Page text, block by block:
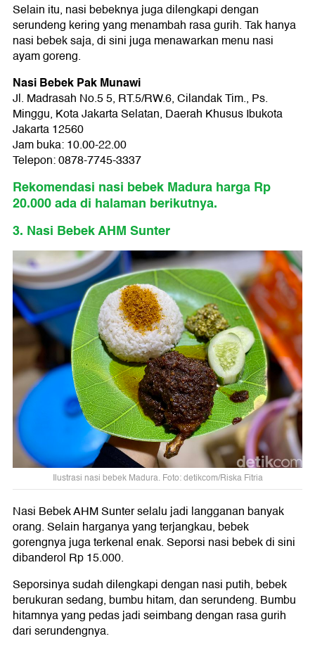
Selain itu, nasi bebeknya juga dilengkapi dengan
serundeng kering yang menambah rasa gurih. Tak hanya
nasi bebek saja, di sini juga menawarkan menu nasi
ayam goreng.
Nasi Bebek Pak Munawi
Jl. Madrasah No.5 5, RT.5/RW.6, Cilandak Tim., Ps.
Minggu, Kota Jakarta Selatan, Daerah Khusus Ibukota
Jakarta 12560
Jam buka: 10.00-22.00
Telepon: 0878-7745-3337
Rekomendasi nasi bebek Madura harga Rp
20.000 ada di halaman berikutnya.
3. Nasi Bebek AHM Sunter
Ilustrasi nasi bebek Madura. Foto: detikcom/Riska Fitria
Nasi Bebek AHM Sunter selalu jadi langganan banyak
orang. Selain harganya yang terjangkau, bebek
gorengnya juga terkenal enak. Seporsi nasi bebek di sini
dibanderol Rp 15.000.
Seporsinya sudah dilengkapi dengan nasi putih, bebek
berukuran sedang, bumbu hitam, dan serundeng. Bumbu
hitamnya yang pedas jadi seimbang dengan rasa gurih
dari serundengnya.